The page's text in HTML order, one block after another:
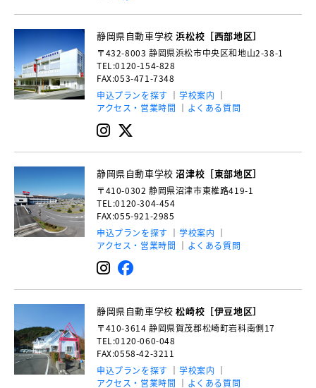
静岡県自動車学校浜松校［西部地区］
〒432-8003 静岡県浜松市中央区和地山2-38-1
TEL:0120-154-828
FAX:053-471-7348
申込プランを探す
学校案内
アクセス・営業時間
よくある質問
静岡県自動車学校沼津校［東部地区］
〒410-0302 静岡県沼津市東椎路419-1
TEL:0120-304-454
FAX:055-921-2985
申込プランを探す
学校案内
アクセス・営業時間
よくある質問
静岡県自動車学校松崎校［伊豆地区］
〒410-3614 静岡県賀茂郡松崎町岩科南側17
TEL:0120-060-048
FAX:0558-42-3211
申込プランを探す
学校案内
アクセス・営業時間
よくある質問